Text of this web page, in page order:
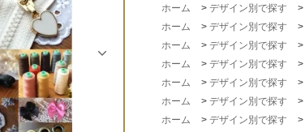
ホーム
> デザイン別で探す >
ホーム
> デザイン別で探す >
ホーム
> デザイン別で探す >
ホーム
> デザイン別で探す >
ホーム
> デザイン別で探す >
ホーム
> デザイン別で探す >
ホーム
> デザイン別で探す >